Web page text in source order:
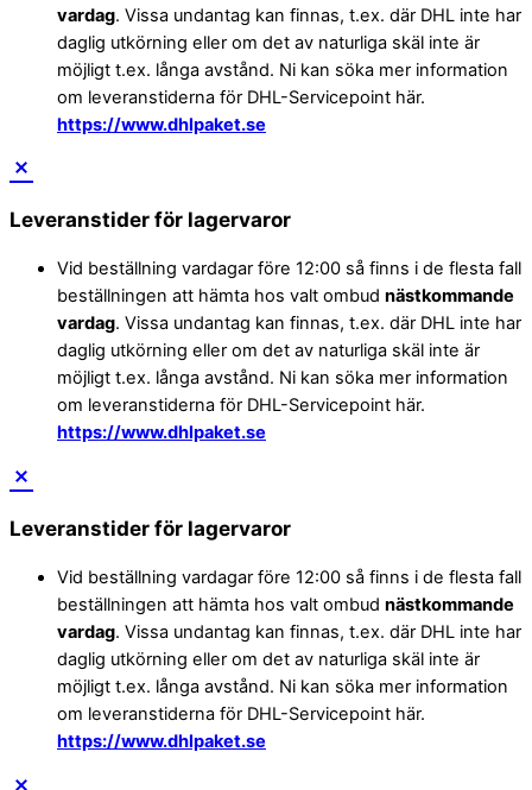
vardag. Vissa undantag kan finnas, t.ex. där DHL inte har
daglig utkörning eller om det av naturliga skäl inte är
möjligt t.ex. långa avstånd. Ni kan söka mer information
om leveranstiderna för DHL-Servicepoint här.
https://www.dhlpaket.se
Leveranstider för lagervaror
Vid beställning vardagar före 12:00 så finns i de flesta fall
beställningen att hämta hos valt ombud nästkommande
vardag. Vissa undantag kan finnas, t.ex. där DHL inte har
daglig utkörning eller om det av naturliga skäl inte är
möjligt t.ex. långa avstånd. Ni kan söka mer information
om leveranstiderna för DHL-Servicepoint här.
https://www.dhlpaket.se
Leveranstider för lagervaror
Vid beställning vardagar före 12:00 så finns i de flesta fall
beställningen att hämta hos valt ombud nästkommande
vardag. Vissa undantag kan finnas, t.ex. där DHL inte har
daglig utkörning eller om det av naturliga skäl inte är
möjligt t.ex. långa avstånd. Ni kan söka mer information
om leveranstiderna för DHL-Servicepoint här.
https://www.dhlpaket.se